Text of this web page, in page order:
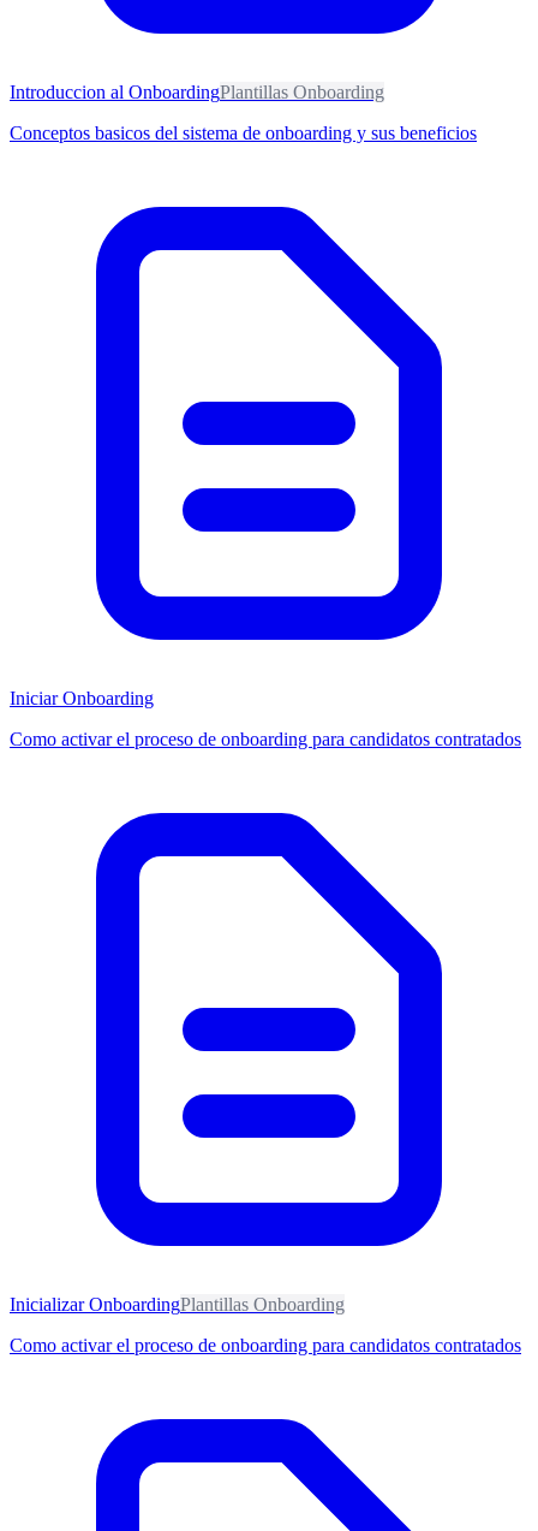
Introduccion al OnboardingPlantillas Onboarding
Conceptos basicos del sistema de onboarding y sus beneficios
Iniciar Onboarding
Como activar el proceso de onboarding para candidatos contratados
Inicializar OnboardingPlantillas Onboarding
Como activar el proceso de onboarding para candidatos contratados